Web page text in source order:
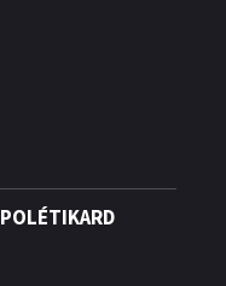
POLÉTIKARD